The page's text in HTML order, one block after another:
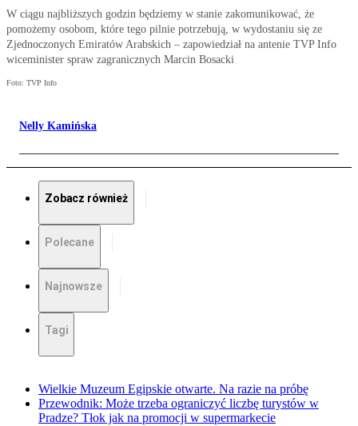
W ciągu najbliższych godzin będziemy w stanie zakomunikować, że
pomożemy osobom, które tego pilnie potrzebują, w wydostaniu się ze
Zjednoczonych Emiratów Arabskich – zapowiedział na antenie TVP Info
wiceminister spraw zagranicznych Marcin Bosacki
Foto: TVP Info
Nelly Kamińska
Zobacz również
Polecane
Najnowsze
Tagi
Wielkie Muzeum Egipskie otwarte. Na razie na próbę
Przewodnik: Może trzeba ograniczyć liczbę turystów w
Pradze? Tłok jak na promocji w supermarkecie